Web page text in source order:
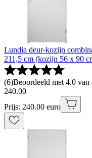
Lundia deur-kozijn
211,5 cm (kozijn 56 x 90
(6)Beoordeeld met 4.0
240.00
Prijs: 240.00 euro